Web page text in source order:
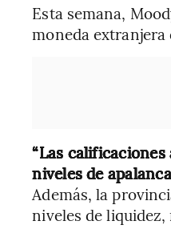
Esta semana,
moneda extranjera
“Las
niveles de
Además, la
niveles de